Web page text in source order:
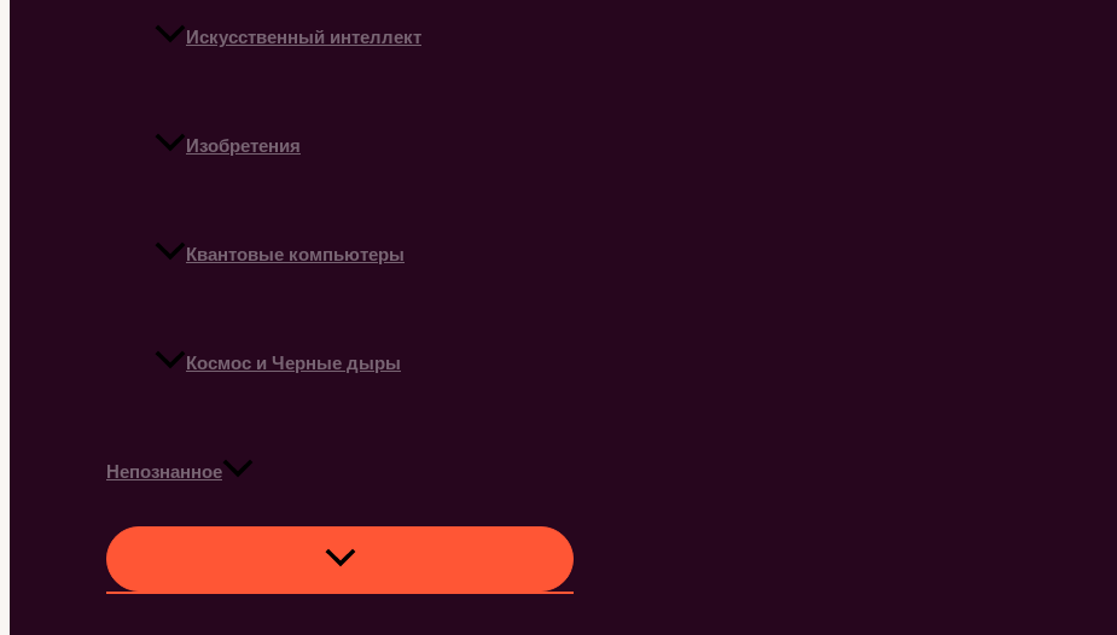
Искусственный интеллект
Изобретения
Квантовые компьютеры
Космос и Черные дыры
Непознанное